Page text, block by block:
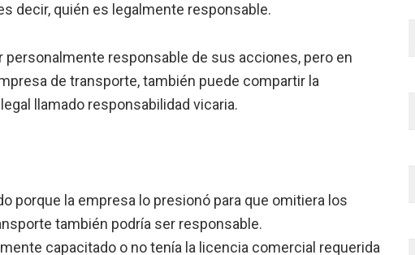
decir, quién es legalmente responsable.
responsable de sus acciones, pero en
de transporte, también puede compartir la
llamado responsabilidad vicaria.
porque la empresa lo presionó para que omitiera los
también podría ser responsable.
capacitado o no tenía la licencia comercial requerida